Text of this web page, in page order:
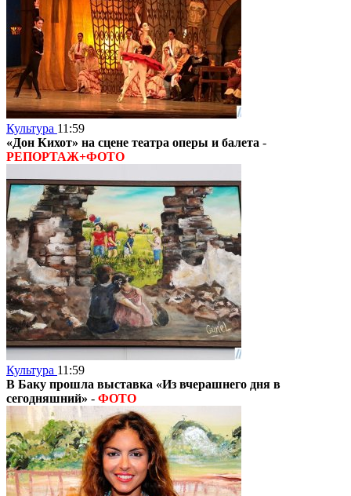
Культура 11:59
«Дон Кихот» на сцене театра оперы и балета -
РЕПОРТАЖ+ФОТО
Культура 11:59
В Баку прошла выставка «Из вчерашнего дня в
сегодняшний» - ФОТО